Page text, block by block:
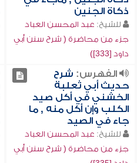
ذكاة الجنين
للشيخ: عبد المحسن العباد
جزء من محاضرة ( شرح سنن أبي
داود [333])
الفهرس: شرح
حديث أبي ثعلبة
الخشني في أكل صيد
الكلب وإن أكل منه , ما
جاء في الصيد
للشيخ: عبد المحسن العباد
جزء من محاضرة ( شرح سنن أبي